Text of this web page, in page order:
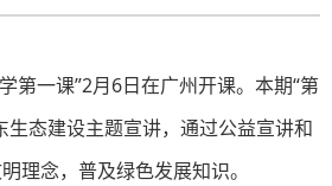
第一课”2月6日在广州开课。本期“第
生态建设主题宣讲，通过公益宣讲和
理念，普及绿色发展知识。